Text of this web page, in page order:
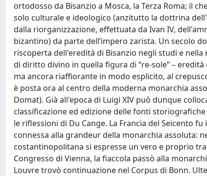
ortodosso da Bisanzio a Mosca, la Terza Roma; il
solo culturale e ideologico (anzitutto la dottrina
dalla riorganizzazione, effettuata da Ivan IV,
bizantino) da parte dell’impero zarista. Un secolo
riscoperta dell'eredità di Bisanzio negli studi e
di diritto divino in quella figura di “re-sole” –
ma ancora riaffiorante in modo esplicito, al
è posta ora al centro della moderna monarchia
Domat). Già all'epoca di Luigi XIV può dunque
classificazione ed edizione delle fonti
le riflessioni di Du Cange. La Francia del Seicento
connessa alla grandeur della monarchia assoluta:
costantinopolitana si espresse un vero e proprio
Congresso di Vienna, la fiaccola passò alla
Louvre trovò continuazione nel Corpus di Bonn.